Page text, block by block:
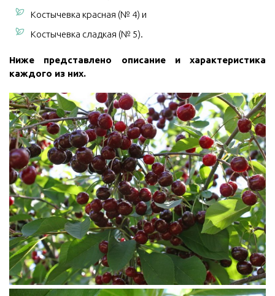
Костычевка красная (№ 4) и
Костычевка сладкая (№ 5).
Ниже представлено описание и характеристика
каждого из них.